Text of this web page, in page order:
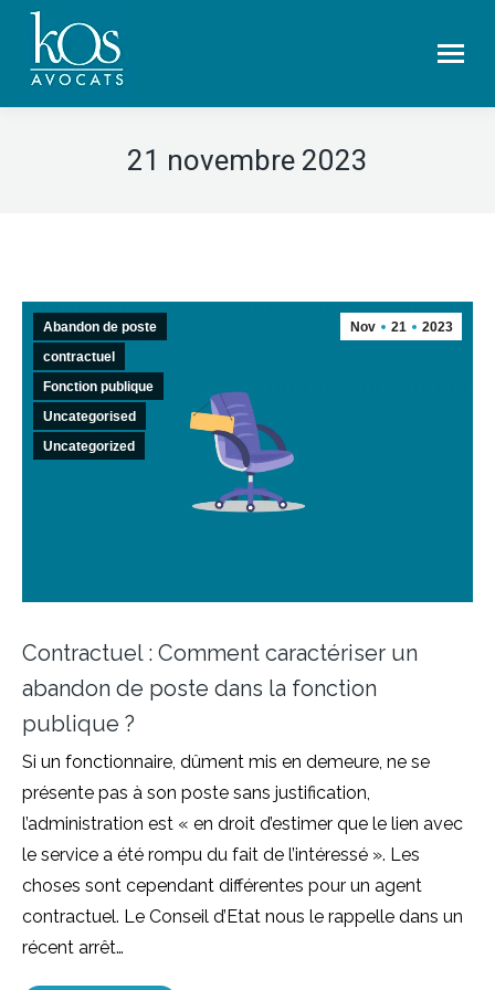
21 novembre 2023
Nov 21 2023
Abandon de poste
contractuel
Fonction publique
Uncategorised
Uncategorized
Contractuel : Comment caractériser un
abandon de poste dans la fonction
publique ?
Si un fonctionnaire, dûment mis en demeure, ne se
présente pas à son poste sans justification,
l’administration est « en droit d’estimer que le lien avec
le service a été rompu du fait de l’intéressé ». Les
choses sont cependant différentes pour un agent
contractuel. Le Conseil d’Etat nous le rappelle dans un
récent arrêt…